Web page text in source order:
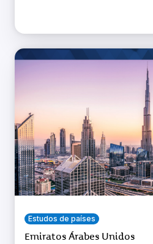
Estudos de países
Emiratos Árabes Unidos